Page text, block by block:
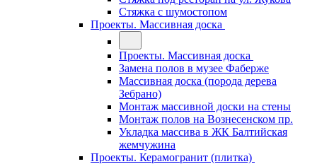
Стяжка с шумостопом
Проекты. Массивная доска
Проекты. Массивная доска
Замена полов в музее Фаберже
Массивная доска (порода дерева
Зебрано)
Монтаж массивной доски на стены
Монтаж полов на Вознесенском пр.
Укладка массива в ЖК Балтийская
жемчужина
Проекты. Керамогранит (плитка)